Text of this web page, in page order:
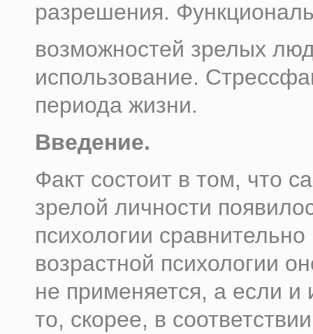
разрешения.
возможностей зрелых
использование.
периода жизни.
Введение.
Факт состоит в том, что
зрелой личности
психологии
возрастной психологии
не применяется, а если и
то, скорее, в